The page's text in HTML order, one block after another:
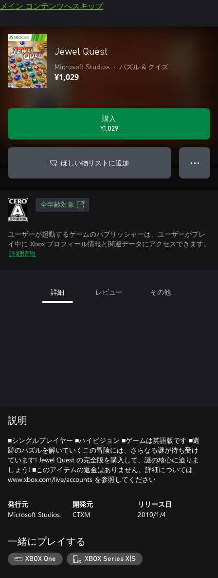
メイン コンテンツへスキップ
Jewel Quest
Microsoft Studios • パズル & クイズ
¥1,029
購入
¥1,029
ほしい物リストに追加 ● ● ●
全年齢対象
ユーザーが起動するゲームのパブリッシャーは、ユーザーがプレ
イ中に Xbox プロフィール情報と関連データにアクセスできます。
詳細情報
詳細 レビュー その他
説明
■シングルプレイヤー ■ハイビジョン ■ゲームは英語版です ■遺
跡のパズルを解いていくこの冒険には、さらなる謎が待ち受け
ています! Jewel Quest の完全版を購入して、謎の核心に迫りま
しょう! ■このアイテムの返金はありません。詳細については
www.xbox.com/live/accounts を参照してください
発行元
Microsoft Studios
開発元
CTXM
リリース日
2010/1/4
一緒にプレイする
XBOX One XBOX Series X|S